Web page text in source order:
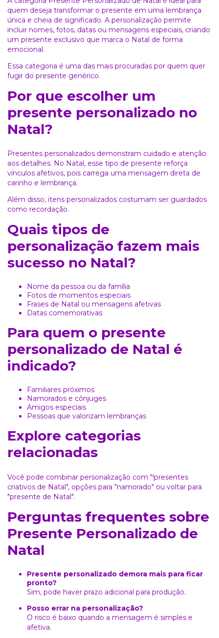
quem deseja transformar o presente em uma lembrança
única e cheia de significado. A personalização permite
incluir nomes, fotos, datas ou mensagens especiais, criando
um presente exclusivo que marca o Natal de forma
emocional.
Essa categoria é uma das mais procuradas por quem quer
fugir do presente genérico.
Por que escolher um
presente personalizado no
Natal?
Presentes personalizados demonstram cuidado e atenção
aos detalhes. No Natal, esse tipo de presente reforça
vínculos afetivos, pois carrega uma mensagem direta de
carinho e lembrança.
Além disso, itens personalizados costumam ser guardados
como recordação.
Quais tipos de
personalização fazem mais
sucesso no Natal?
Nome da pessoa ou da família
Fotos de momentos especiais
Frases de Natal ou mensagens afetivas
Datas comemorativas
Para quem o presente
personalizado de Natal é
indicado?
Familiares próximos
Namorados e cônjuges
Amigos especiais
Pessoas que valorizam lembranças
Explore categorias
relacionadas
Você pode combinar personalização com "!presentes
criativos de Natal", opções para "namorado" ou voltar para
"presente de Natal".
Perguntas frequentes sobre
Presente Personalizado de
Natal
Presente personalizado demora mais para ficar
pronto?
Sim, pode haver prazo adicional para produção.
Posso errar na personalização?
O risco é baixo quando a mensagem é simples e
afetiva.